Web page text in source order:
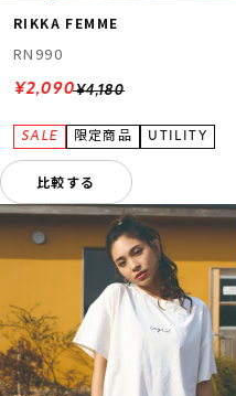
RIKKA FEMME
RN990
¥4,180
¥2,090
比較する